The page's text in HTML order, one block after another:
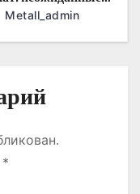
Metall_admin
*